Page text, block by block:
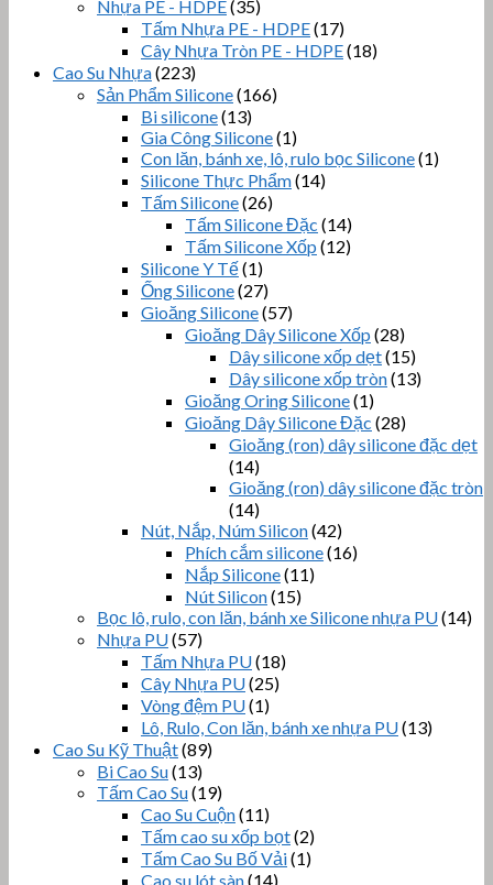
Nhựa PE - HDPE(35)
Tấm Nhựa PE - HDPE(17)
Cây Nhựa Tròn PE - HDPE(18)
Cao Su Nhựa(223)
Sản Phẩm Silicone(166)
Bi silicone(13)
Gia Công Silicone(1)
Con lăn, bánh xe, lô, rulo bọc Silicone(1)
Silicone Thực Phẩm(14)
Tấm Silicone(26)
Tấm Silicone Đặc (14)
Tấm Silicone Xốp (12)
Silicone Y Tế(1)
Ống Silicone(27)
Gioăng Silicone(57)
Gioăng Dây Silicone Xốp (28)
Dây silicone xốp dẹt(15)
Dây silicone xốp tròn(13)
Gioăng Oring Silicone(1)
Gioăng Dây Silicone Đặc (28)
Gioăng (ron) dây silicone đặc dẹt
(14)
Gioăng (ron) dây silicone đặc tròn
(14)
Nút, Nắp, Núm Silicon(42)
Phích cắm silicone(16)
Nắp Silicone(11)
Nút Silicon(15)
Bọc lô, rulo, con lăn, bánh xe Silicone nhựa PU(14)
Nhựa PU(57)
Tấm Nhựa PU(18)
Cây Nhựa PU(25)
Vòng đệm PU(1)
Lô, Rulo, Con lăn, bánh xe nhựa PU(13)
Cao Su Kỹ Thuật(89)
Bi Cao Su(13)
Tấm Cao Su(19)
Cao Su Cuộn(11)
Tấm cao su xốp bọt(2)
Tấm Cao Su Bố Vải(1)
Cao su lót sàn(14)